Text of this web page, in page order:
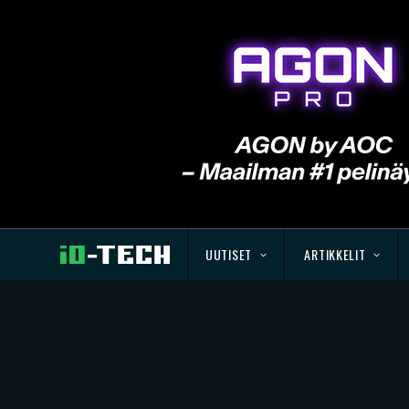
UUTISET ARTIKKELIT